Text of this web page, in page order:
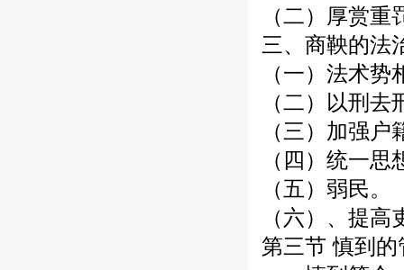
（二）厚赏重
三、商鞅的法
（一）法术势
（二）以刑去
（三）加强
（四）统一
（五）弱民。
（六）、提高
第三节 慎到